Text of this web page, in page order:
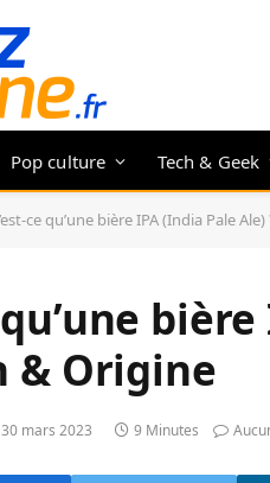
Pop culture Tech & Geek
ce qu’une bière IPA (India Pale
& Origine
30 mars 2023 9 Minutes